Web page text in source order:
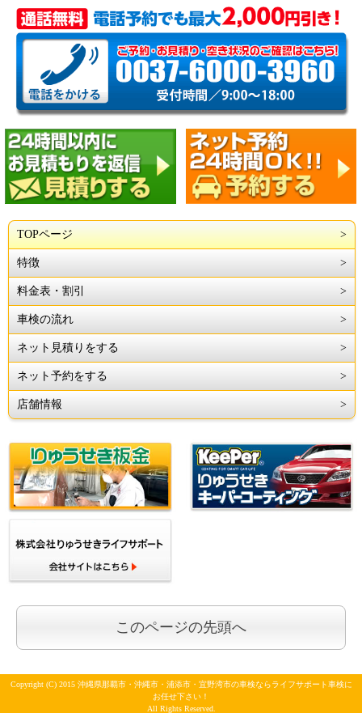
TOPページ
特徴
料金表・割引
車検の流れ
ネット見積りをする
ネット予約をする
店舗情報
このページの先頭へ
Copyright (C) 2015 沖縄県那覇市・沖縄市・浦添市・宜野湾市の車検ならライフサポート車検に
お任せ下さい！
All Rights Reserved.